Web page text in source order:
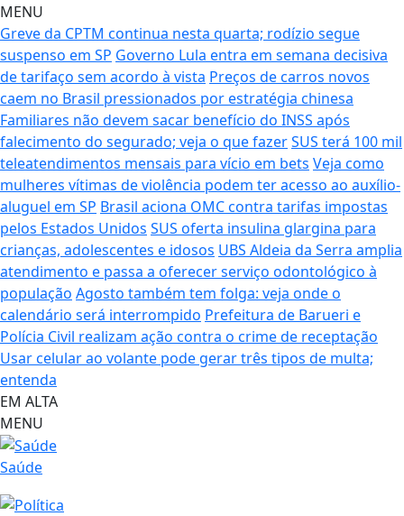
MENU
Greve da CPTM continua nesta quarta; rodízio segue
suspenso em SP Governo Lula entra em semana decisiva
de tarifaço sem acordo à vista Preços de carros novos
caem no Brasil pressionados por estratégia chinesa
Familiares não devem sacar benefício do INSS após
falecimento do segurado; veja o que fazerSUS terá 100 mil
teleatendimentos mensais para vício em bets Veja como
mulheres vítimas de violência podem ter acesso ao auxílio-
aluguel em SP Brasil aciona OMC contra tarifas impostas
pelos Estados Unidos SUS oferta insulina glargina para
crianças, adolescentes e idosos UBS Aldeia da Serra amplia
atendimento e passa a oferecer serviço odontológico à
população Agosto também tem folga: veja onde o
calendário será interrompido Prefeitura de Barueri e
Polícia Civil realizam ação contra o crime de receptação
Usar celular ao volante pode gerar três tipos de multa;
entenda
EM ALTA
MENU
Saúde